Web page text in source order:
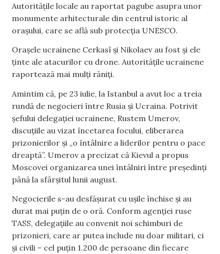
Autoritățile locale au raportat pagube asupra unor
monumente arhitecturale din centrul istoric al
orașului, care se află sub protecția UNESCO.
Orașele ucrainene Cerkasî și Nikolaev au fost și ele
ținte ale atacurilor cu drone. Autoritățile ucrainene
raportează mai mulți răniți.
Amintim că, pe 23 iulie, la Istanbul a avut loc a treia
rundă de negocieri între Rusia și Ucraina. Potrivit
șefului delegației ucrainene, Rustem Umerov,
discuțiile au vizat încetarea focului, eliberarea
prizonierilor și „o întâlnire a liderilor pentru o pace
dreaptă”. Umerov a precizat că Kievul a propus
Moscovei organizarea unei întâlniri între președinți
până la sfârșitul lunii august.
Negocierile s-au desfășurat cu ușile închise și au
durat mai puțin de o oră. Conform agenției ruse
TASS, delegațiile au convenit noi schimburi de
prizonieri, care ar putea include nu doar militari, ci
și civili – cel puțin 1.200 de persoane din fiecare